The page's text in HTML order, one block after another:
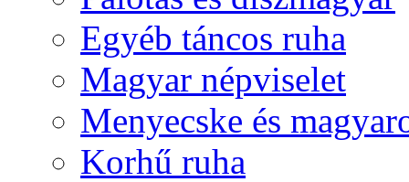
Egyéb táncos ruha
Magyar népviselet
Menyecske és
Korhű ruha